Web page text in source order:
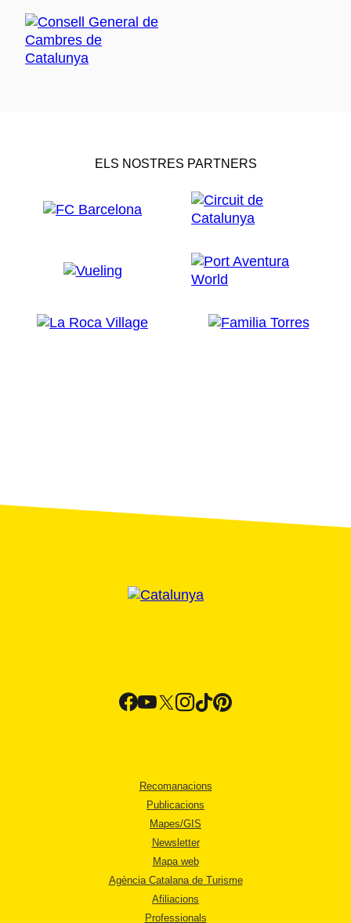
ELS NOSTRES PARTNERS
Recomanacions
Publicacions
Mapes/GIS
Newsletter
Mapa web
Agència Catalana de Turisme
Afiliacions
Professionals